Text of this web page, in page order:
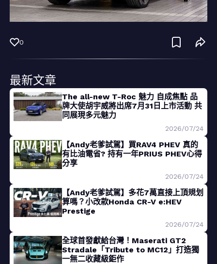
0
最新文章
The all-new T-Roc 魅力 自成焦點 品
牌大使胡宇威將出席7月31日上市活動 共
同展現多元魅力
2026/07/24
【Andy老爹試駕】買RAV4 PHEV 真的
有比油電省? 持有一年PRIUS PHEV心得
分享
2026/07/24
【Andy老爹試駕】多花7萬直接上頂規划
算嗎？小改款Honda CR-V e:HEV
Prestige
2026/07/24
全球首發獻給台灣！Maserati GT2
Stradale「Tribute to MC12」打造獨
一無二收藏級鉅作